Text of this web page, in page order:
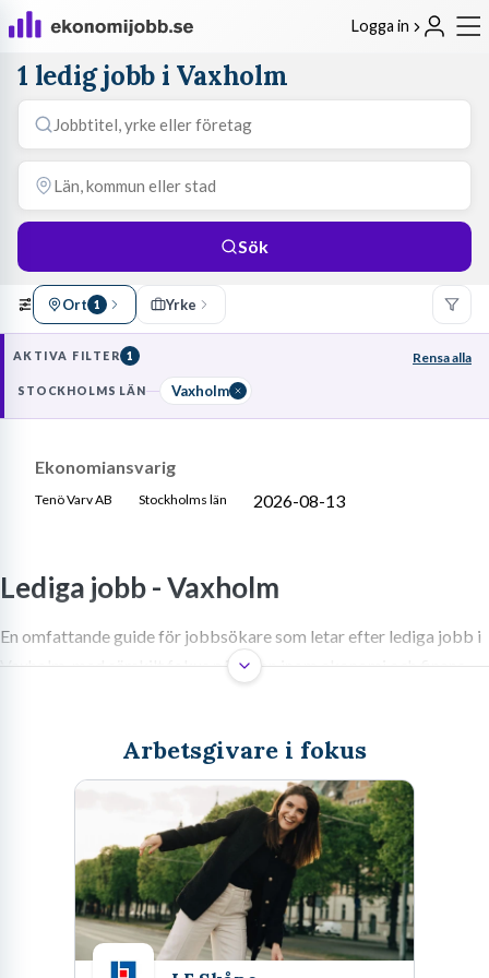
Logga in
1 ledig jobb i Vaxholm
Sök
Ort 1 Yrke
AKTIVA FILTER 1 Rensa alla
STOCKHOLMS LÄN Vaxholm
Ekonomiansvarig
Tenö Varv AB Stockholms län 2026-08-13
Lediga jobb -Vaxholm
En omfattande guide för jobbsökare som letar efter lediga jobb i
Vaxholm, med särskilt fokus på yrken inom ekonomi och finans.
Vaxholm, denna pärla i Stockholms skärgård, är mer än bara en
idyllisk semesterort. För många representerar staden en unik
möjlighet att kombinera en inspirerande livsstil med en givande
karriär. Här möts historisk charm och ett levande lokalt näringsliv,
vilket skapar en dynamisk och attraktiv arbetsmarknad. Att söka
Arbetsgivare i fokus